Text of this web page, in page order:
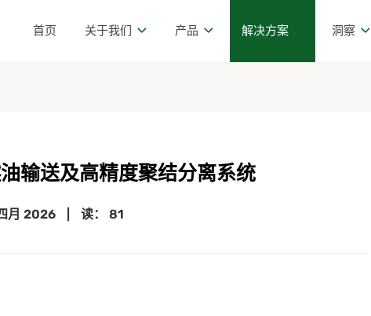
首页 关于我们 产品 解决方案 洞察
输送及高精度聚结分离系统
月 2026 读： 81